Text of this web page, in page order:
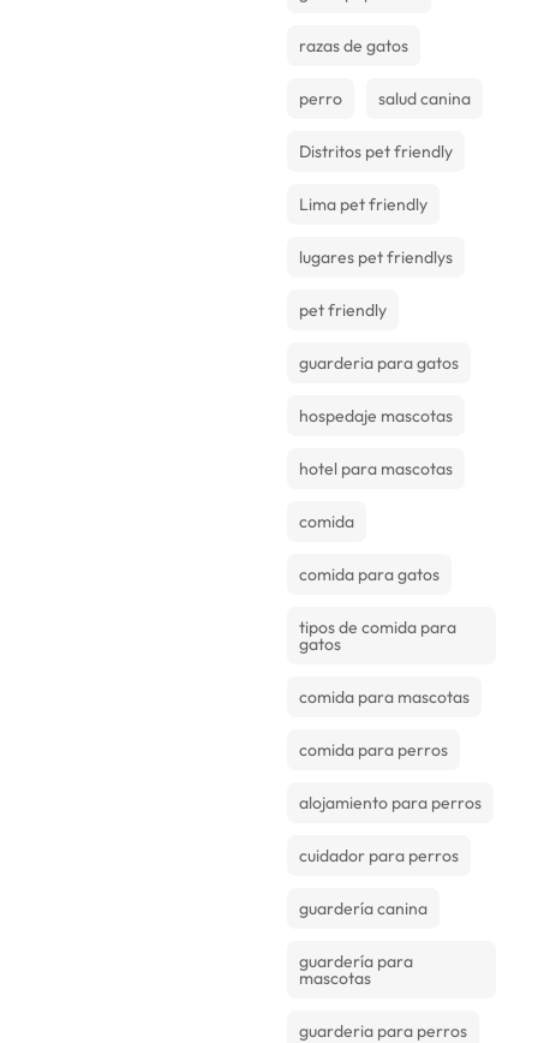
razas de gatos
perro salud canina
Distritos pet friendly
Lima pet friendly
lugares pet friendlys
pet friendly
guarderia para gatos
hospedaje mascotas
hotel para mascotas
comida
comida para gatos
tipos de comida para
gatos
comida para mascotas
comida para perros
alojamiento para perros
cuidador para perros
guardería canina
guardería para
mascotas
guarderia para perros